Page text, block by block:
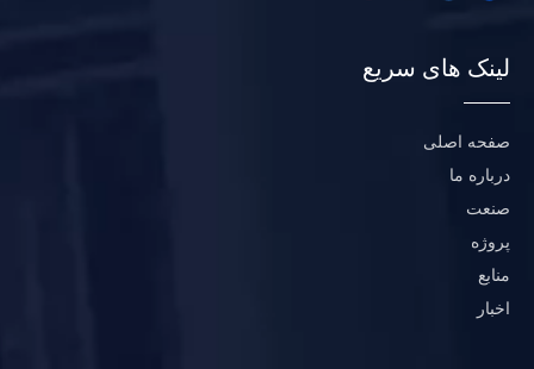
لینک های سریع
صفحه اصلی
درباره ما
صنعت
پروژه
منابع
اخبار